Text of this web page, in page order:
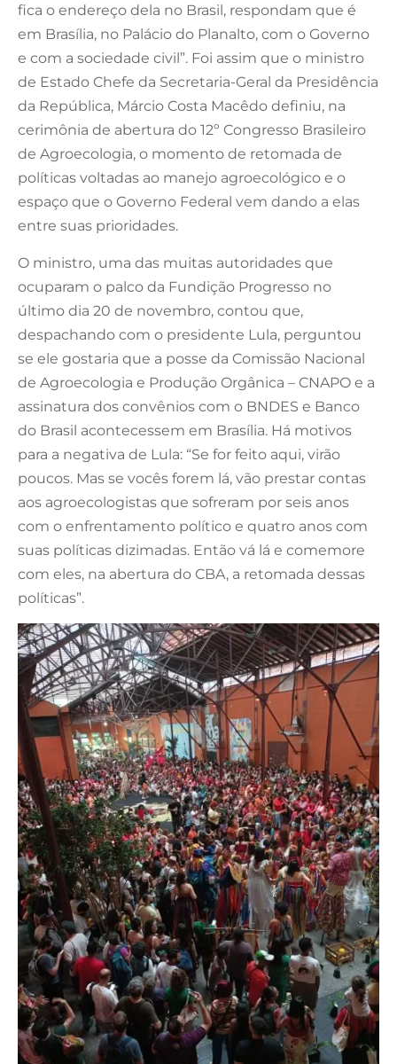
fica o endereço dela no Brasil, respondam que é
em Brasília, no Palácio do Planalto, com o Governo
e com a sociedade civil”. Foi assim que o ministro
de Estado Chefe da Secretaria-Geral da Presidência
da República, Márcio Costa Macêdo definiu, na
cerimônia de abertura do 12º Congresso Brasileiro
de Agroecologia, o momento de retomada de
políticas voltadas ao manejo agroecológico e o
espaço que o Governo Federal vem dando a elas
entre suas prioridades.
O ministro, uma das muitas autoridades que
ocuparam o palco da Fundição Progresso no
último dia 20 de novembro, contou que,
despachando com o presidente Lula, perguntou
se ele gostaria que a posse da Comissão Nacional
de Agroecologia e Produção Orgânica – CNAPO e a
assinatura dos convênios com o BNDES e Banco
do Brasil acontecessem em Brasília. Há motivos
para a negativa de Lula: “Se for feito aqui, virão
poucos. Mas se vocês forem lá, vão prestar contas
aos agroecologistas que sofreram por seis anos
com o enfrentamento político e quatro anos com
suas políticas dizimadas. Então vá lá e comemore
com eles, na abertura do CBA, a retomada dessas
políticas”.